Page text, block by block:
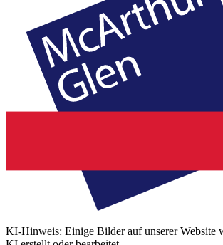
KI-Hinweis: Einige Bilder auf unserer Website